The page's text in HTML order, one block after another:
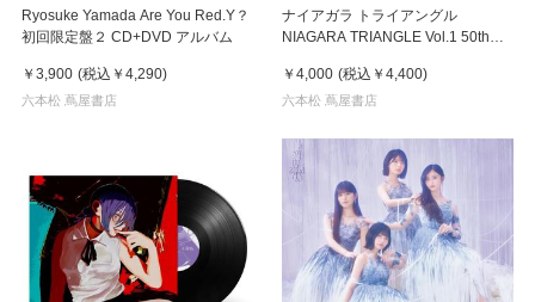
Ryosuke Yamada Are You Red.Y？
初回限定盤２ CD+DVD アルバム
￥3,900 (税込 ￥4,290)
六本松 蔦屋書店
ナイアガラ トライアングル
NIAGARA TRIANGLE Vol.1 50th
ード
￥4,000 (税込 ￥4,400)
六本松 蔦屋書店